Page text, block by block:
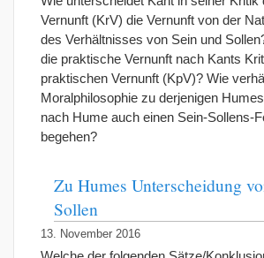
Vernunft (KrV) die Vernunft von der
des Verhältnisses von Sein und
die praktische Vernunft nach Kants
praktischen Vernunft (KpV)? Wie
Moralphilosophie zu derjenigen
nach Hume auch einen Sein-Sollens-
begehen?
Zu Humes Unterscheidung
Sollen
13. November 2016